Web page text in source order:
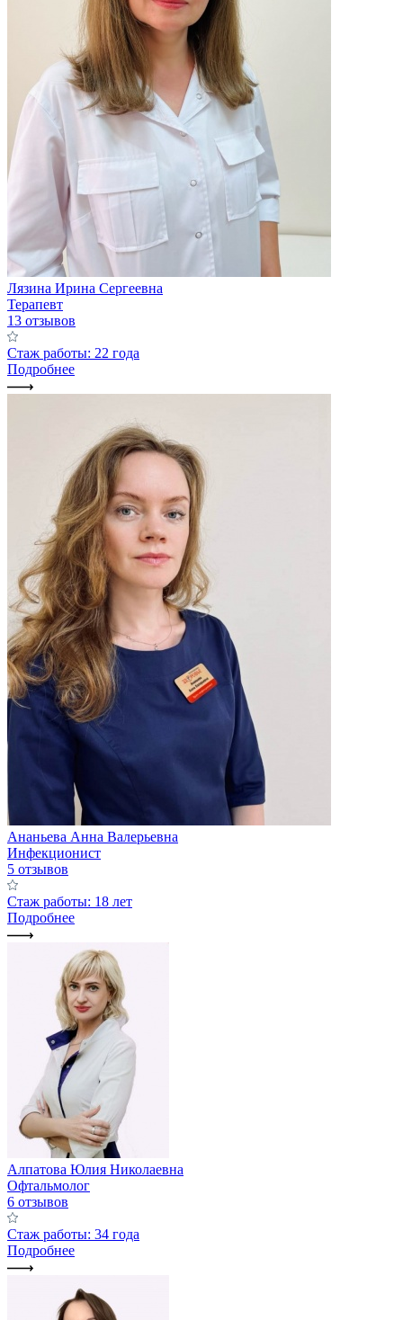
Лязина Ирина Сергеевна
Терапевт
13 отзывов
Стаж работы: 22 года
Подробнее
Ананьева Анна Валерьевна
Инфекционист
5 отзывов
Стаж работы: 18 лет
Подробнее
Алпатова Юлия Николаевна
Офтальмолог
6 отзывов
Стаж работы: 34 года
Подробнее